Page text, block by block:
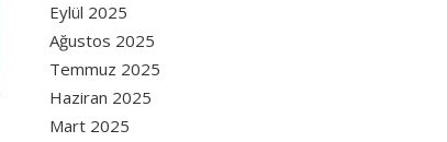
Eylül 2025
Ağustos 2025
Temmuz 2025
Haziran 2025
Mart 2025